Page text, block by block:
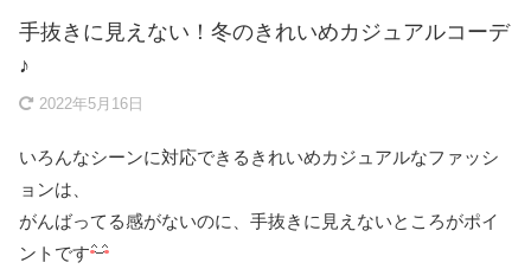
手抜きに見えない！冬のきれいめカジュアルコーデ
♪
2022年5月16日
いろんなシーンに対応できるきれいめカジュアルなファッシ
ョンは、
がんばってる感がないのに、手抜きに見えないところがポイ
ントです